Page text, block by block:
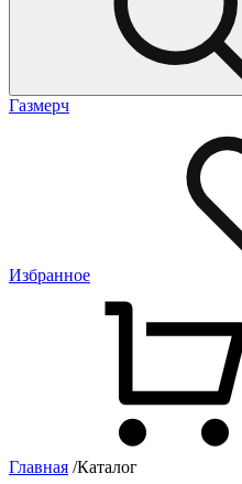
Газмерч
Избранное
Главная /Каталог